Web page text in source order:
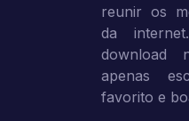
reunir os
da
download
apenas
favorito e